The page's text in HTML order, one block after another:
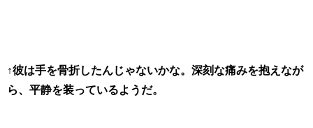
↑彼は手を骨折したんじゃないかな。深刻な痛みを抱えなが
ら、平静を装っているようだ。